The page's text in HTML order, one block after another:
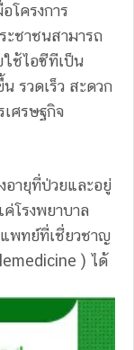
โครงการ
ะชาชนสามารถ
ช้ไอซีทีเป็น
รวดเร็ว สะดวก
เศรษฐกิจ
อายุที่ป่วยและอยู่
ค่โรงพยาบาล
พทย์ที่เชี่ยวชาญ
) ได้